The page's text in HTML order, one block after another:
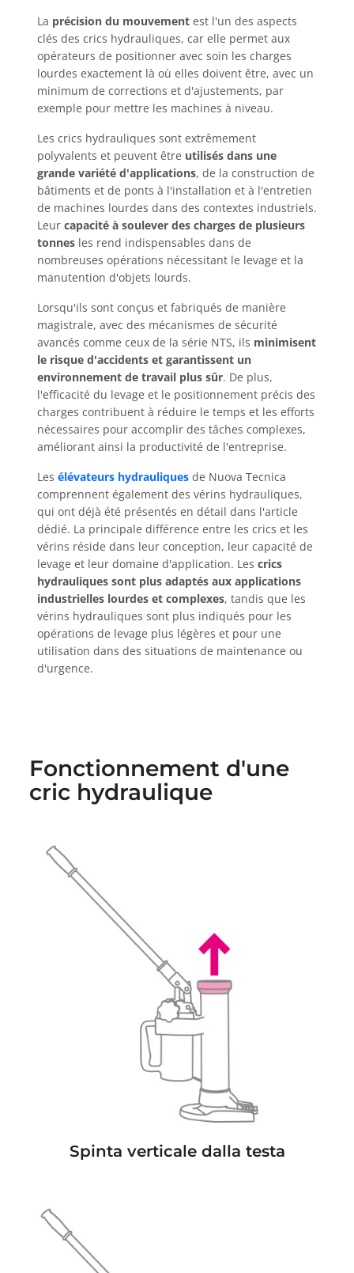
La précision du mouvement est l'un des aspects
clés des crics hydrauliques, car elle permet aux
opérateurs de positionner avec soin les charges
lourdes exactement là où elles doivent être, avec un
minimum de corrections et d'ajustements, par
exemple pour mettre les machines à niveau.
Les crics hydrauliques sont extrêmement
polyvalents et peuvent être utilisés dans une
grande variété d'applications, de la construction de
bâtiments et de ponts à l'installation et à l'entretien
de machines lourdes dans des contextes industriels.
Leur capacité à soulever des charges de plusieurs
tonnes les rend indispensables dans de
nombreuses opérations nécessitant le levage et la
manutention d'objets lourds.
Lorsqu'ils sont conçus et fabriqués de manière
magistrale, avec des mécanismes de sécurité
avancés comme ceux de la série NTS, ils minimisent
le risque d'accidents et garantissent un
environnement de travail plus sûr. De plus,
l'efficacité du levage et le positionnement précis des
charges contribuent à réduire le temps et les efforts
nécessaires pour accomplir des tâches complexes,
améliorant ainsi la productivité de l'entreprise.
Les élévateurs hydrauliques de Nuova Tecnica
comprennent également des vérins hydrauliques,
qui ont déjà été présentés en détail dans l'article
dédié. La principale différence entre les crics et les
vérins réside dans leur conception, leur capacité de
levage et leur domaine d'application. Les crics
hydrauliques sont plus adaptés aux applications
industrielles lourdes et complexes, tandis que les
vérins hydrauliques sont plus indiqués pour les
opérations de levage plus légères et pour une
utilisation dans des situations de maintenance ou
d'urgence.
Fonctionnement d'une
cric hydraulique
Spinta verticale dalla testa